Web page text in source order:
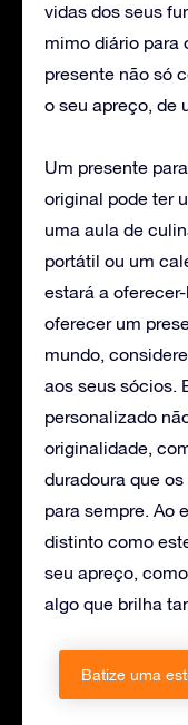
vidas dos seus
mimo diário para
presente não só
o seu apreço, de
Um presente
original pode ter
uma aula de
portátil ou um
estará a
oferecer um
mundo,
aos seus sócios.
personalizado
originalidade,
duradoura que
para sempre. Ao
distinto como
seu apreço,
algo que brilha
Batize uma